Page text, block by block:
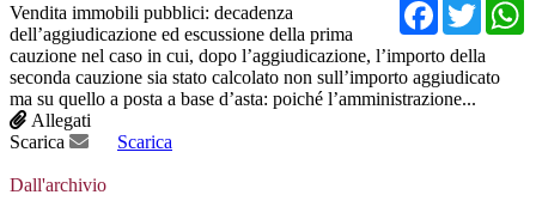
Vendita immobili pubblici: decadenza
dell’aggiudicazione ed escussione della prima
cauzione nel caso in cui, dopo l’aggiudicazione, l’importo della
seconda cauzione sia stato calcolato non sull’importo aggiudicato
ma su quello a posta a base d’asta: poiché l’amministrazione...
Allegati
Scarica
Scarica
Dall'archivio